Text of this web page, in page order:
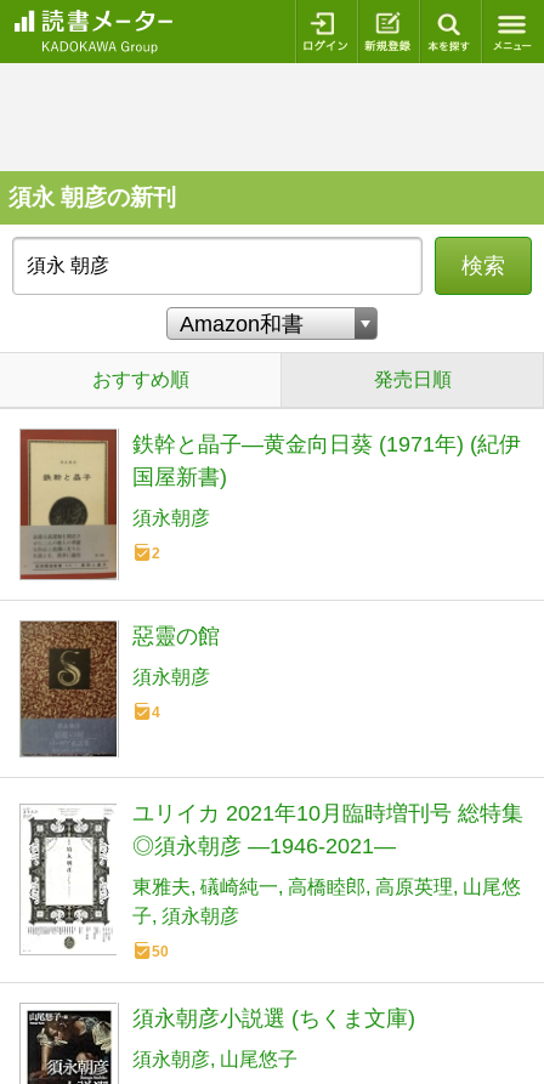
ログイン 新規登録
須永 朝彦の新刊
検索
おすすめ順 発売日順
鉄幹と晶子―黄金向日葵 (1971年) (紀伊
国屋新書)
須永朝彦
2
惡靈の館
須永朝彦
4
ユリイカ 2021年10月臨時増刊号 総特集
◎須永朝彦 ―1946-2021―
東雅夫 礒崎純一 高橋睦郎 高原英理 山尾悠
子 須永朝彦
50
須永朝彦小説選 (ちくま文庫)
須永朝彦 山尾悠子